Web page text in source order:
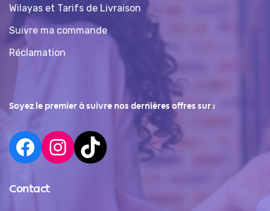
Wilayas et Tarifs de Livraison
Suivre ma commande
Réclamation
Soyez le premier à suivre nos dernières offres sur :
Contact